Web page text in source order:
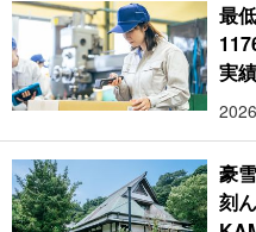
最
実
豪
刻